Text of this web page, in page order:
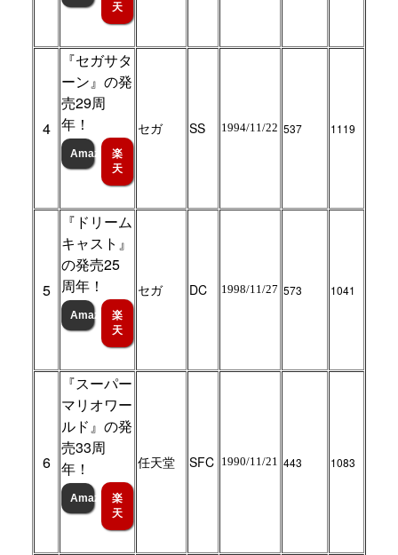
天
4
『セガサタ
ーン』の発
売29周
年！
Amazon楽
天
セガ SS 1994/11/22 537 1119
5
『ドリーム
キャスト』
の発売25
周年！
Amazon楽
天
セガ DC 1998/11/27 573 1041
6
『スーパー
マリオワー
ルド』の発
売33周
年！
Amazon楽
天
任天堂 SFC 1990/11/21 443 1083